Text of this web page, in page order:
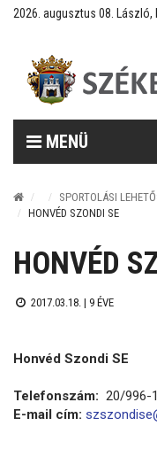
2026. augusztus 08. László,
MENÜ
SPORTOLÁSI
HONVÉD SZONDI SE
HONVÉD
2017.03.18. | 9 ÉVE
Honvéd Szondi SE
Telefonszám: 20/996-
E-mail cím: